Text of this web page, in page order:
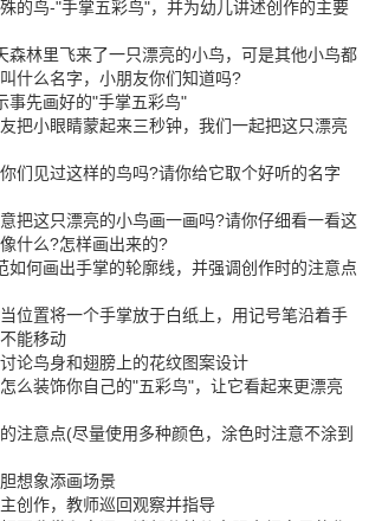
鸟-"手掌五彩鸟"，并为幼儿讲述创作的主要
林里飞来了一只漂亮的小鸟，可是其他小鸟都
什么名字，小朋友你们知道吗?
先画好的"手掌五彩鸟"
小眼睛蒙起来三秒钟，我们一起把这只漂亮
见过这样的鸟吗?请你给它取个好听的名字
这只漂亮的小鸟画一画吗?请你仔细看一看这
什么?怎样画出来的?
何画出手掌的轮廓线，并强调创作时的注意点
置将一个手掌放于白纸上，用记号笔沿着手
能移动
鸟身和翅膀上的花纹图案设计
装饰你自己的"五彩鸟"，让它看起来更漂亮
意点(尽量使用多种颜色，涂色时注意不涂到
象添画场景
作，教师巡回观察并指导